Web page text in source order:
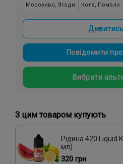
Морозиво, Ягоди Кола, Помело
Абрикос, Вишня/Черешня,
Кавун, Вишня/Черешня Роза,
Жуйка (фруктова), Чорниця/Лохина
Повідомити
Вибрати
З цим товаром купують
Рідина 420 Liquid
мл)
320 грн